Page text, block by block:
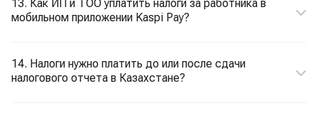
13. Как ИП и ТОО уплатить налоги за работника в
мобильном приложении Kaspi Pay?
14. Налоги нужно платить до или после сдачи
налогового отчета в Казахстане?